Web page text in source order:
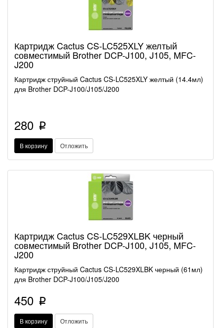
Картридж Cactus CS-LC525XLY желтый
совместимый Brother DCP-J100, J105, MFC-
J200
Картридж струйный Cactus CS-LC525XLY желтый (14.4мл)
для Brother DCP-J100/J105/J200
280 p
В корзину Отложить
Картридж Cactus CS-LC529XLBK черный
совместимый Brother DCP-J100, J105, MFC-
J200
Картридж струйный Cactus CS-LC529XLBK черный (61мл)
для Brother DCP-J100/J105/J200
450 p
В корзину Отложить